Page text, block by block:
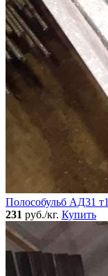
Полособульб АД31 т1
231 руб./кг. Купить